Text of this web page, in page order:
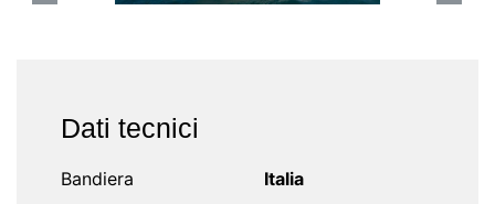
Dati tecnici
Bandiera
Italia